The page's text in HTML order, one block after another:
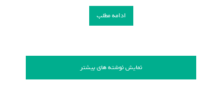
ادامه مطلب
نمایش نوشته های بیشتر